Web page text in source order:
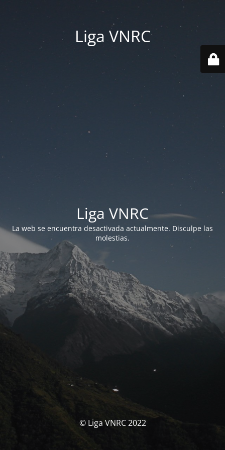
Liga VNRC
Liga VNRC
La web se encuentra desactivada actualmente. Disculpe las
molestias.
© Liga VNRC 2022